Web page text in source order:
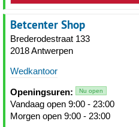
Betcenter Shop
Brederodestraat 133
2018 Antwerpen
Wedkantoor
Openingsuren: Nu open
Vandaag open 9:00 - 23:00
Morgen open 9:00 - 23:00